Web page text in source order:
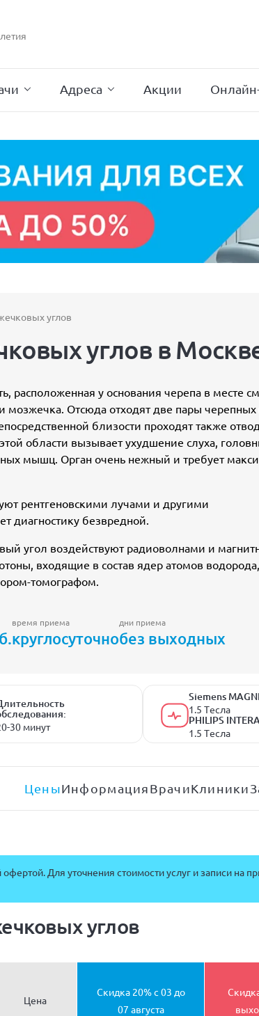
Нейрохирургия
Адреса Акции
углов
углов в
расположенная у основания черепа в месте
мозжечка. Отсюда отходят две пары
близости проходят также
области вызывает ухудшение слуха,
мышц. Орган очень нежный и требует
рентгеновскими лучами и другими
диагностику безвредной.
угол воздействуют радиоволнами и
входящие в состав ядер атомов водорода,
томографом.
время приема
круглосуточно
дни приема
без выходных
30 минут
Siemens
1.5 Tесла
PHILIPS
1.5 Tесла
ЦеныИнформацияВрачиКлиники
Для уточнения стоимости услуг и записи на
углов
Цена
Скидка 20% с 03 до
07 августа